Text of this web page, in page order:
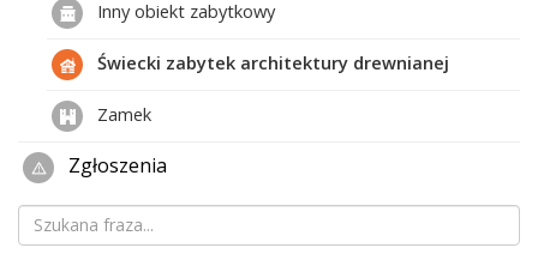
Inny obiekt zabytkowy
Świecki zabytek architektury drewnianej
Zamek
Zgłoszenia